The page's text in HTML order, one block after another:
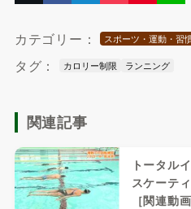
カテゴリー： スポーツ・運動・習
タグ： カロリー制限 ランニング
関連記事
トータル
スケーテ
［関連動